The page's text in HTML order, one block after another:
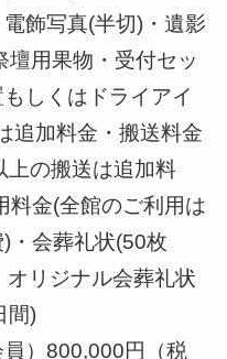
飾写真(半切)・遺影
壇用果物・受付セッ
しくはドライアイ
追加料金・搬送料金
上の搬送は追加料
料金(全館のご利用は
・会葬礼状(50枚
リジナル会葬礼状
間)
）800,000円（税